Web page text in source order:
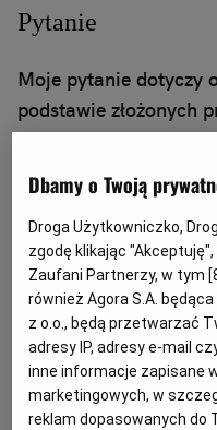
Pytanie
Moje pytanie dotyczy
podstawie złożonych
dowodowych.
ustawą w trybie
wymagał dołączenia
dowodowych w
charakterystyk lub
opisu/ulotki
potwierdzających
załączniku nr 1.
uzupełnianie na
Wykonawcy, którzy
Dbamy o Twoją
Droga Użytkowniczko,
zgodę klikając
Zaufani Partnerzy, w tym [
również Agora S.A.
z o.o., będą przetwarzać
adresy IP, adresy e-mail
inne informacje zapisane
marketingowych, w
reklam dopasowanych do